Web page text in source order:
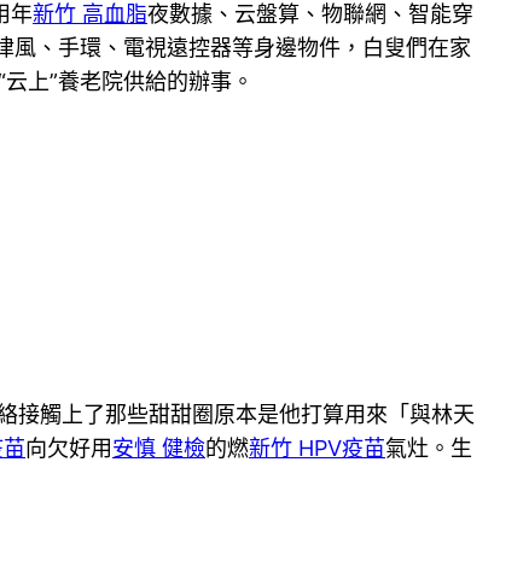
年新竹 高血脂夜數據、云盤算、物聯網、智能穿
風、手環、電視遠控器等身邊物件，白叟們在家
上”養老院供給的辦事。
觸上了那些甜甜圈原本是他打算用來「與林天
向欠好用安慎 健檢的燃新竹 HPV疫苗氣灶。生